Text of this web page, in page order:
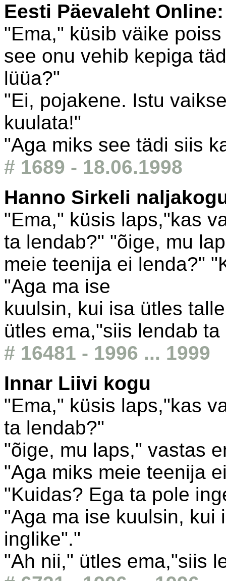
Eesti Päevaleht
"Ema," küsib väike
see onu vehib kepiga
lüüa?"
"Ei, pojakene. Istu
kuulata!"
"Aga miks see tädi siis
# 1689 - 18.06.1998
Hanno Sirkeli
"Ema," küsis laps,"kas
ta lendab?" "õige, mu
meie teenija ei lenda?"
"Aga ma ise
kuulsin, kui isa ütles
ütles ema,"siis lendab
# 16481 - 1996 ... 1999
Innar Liivi kogu
"Ema," küsis laps,"kas
ta lendab?"
"õige, mu laps," vastas
"Aga miks meie teenija
"Kuidas? Ega ta pole
"Aga ma ise kuulsin, kui
inglike"."
"Ah nii," ütles ema,"siis